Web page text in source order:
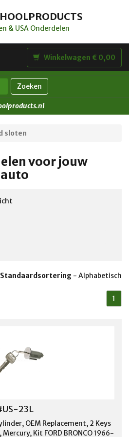
& USA Onderdelen
Winkelwagen € 0,00
Zoeken
sloten
voor jouw
Standaardsortering - Alphabetisch
1
23L
OEM Replacement, 2 Keys
Kit FORD BRONCO 1966-